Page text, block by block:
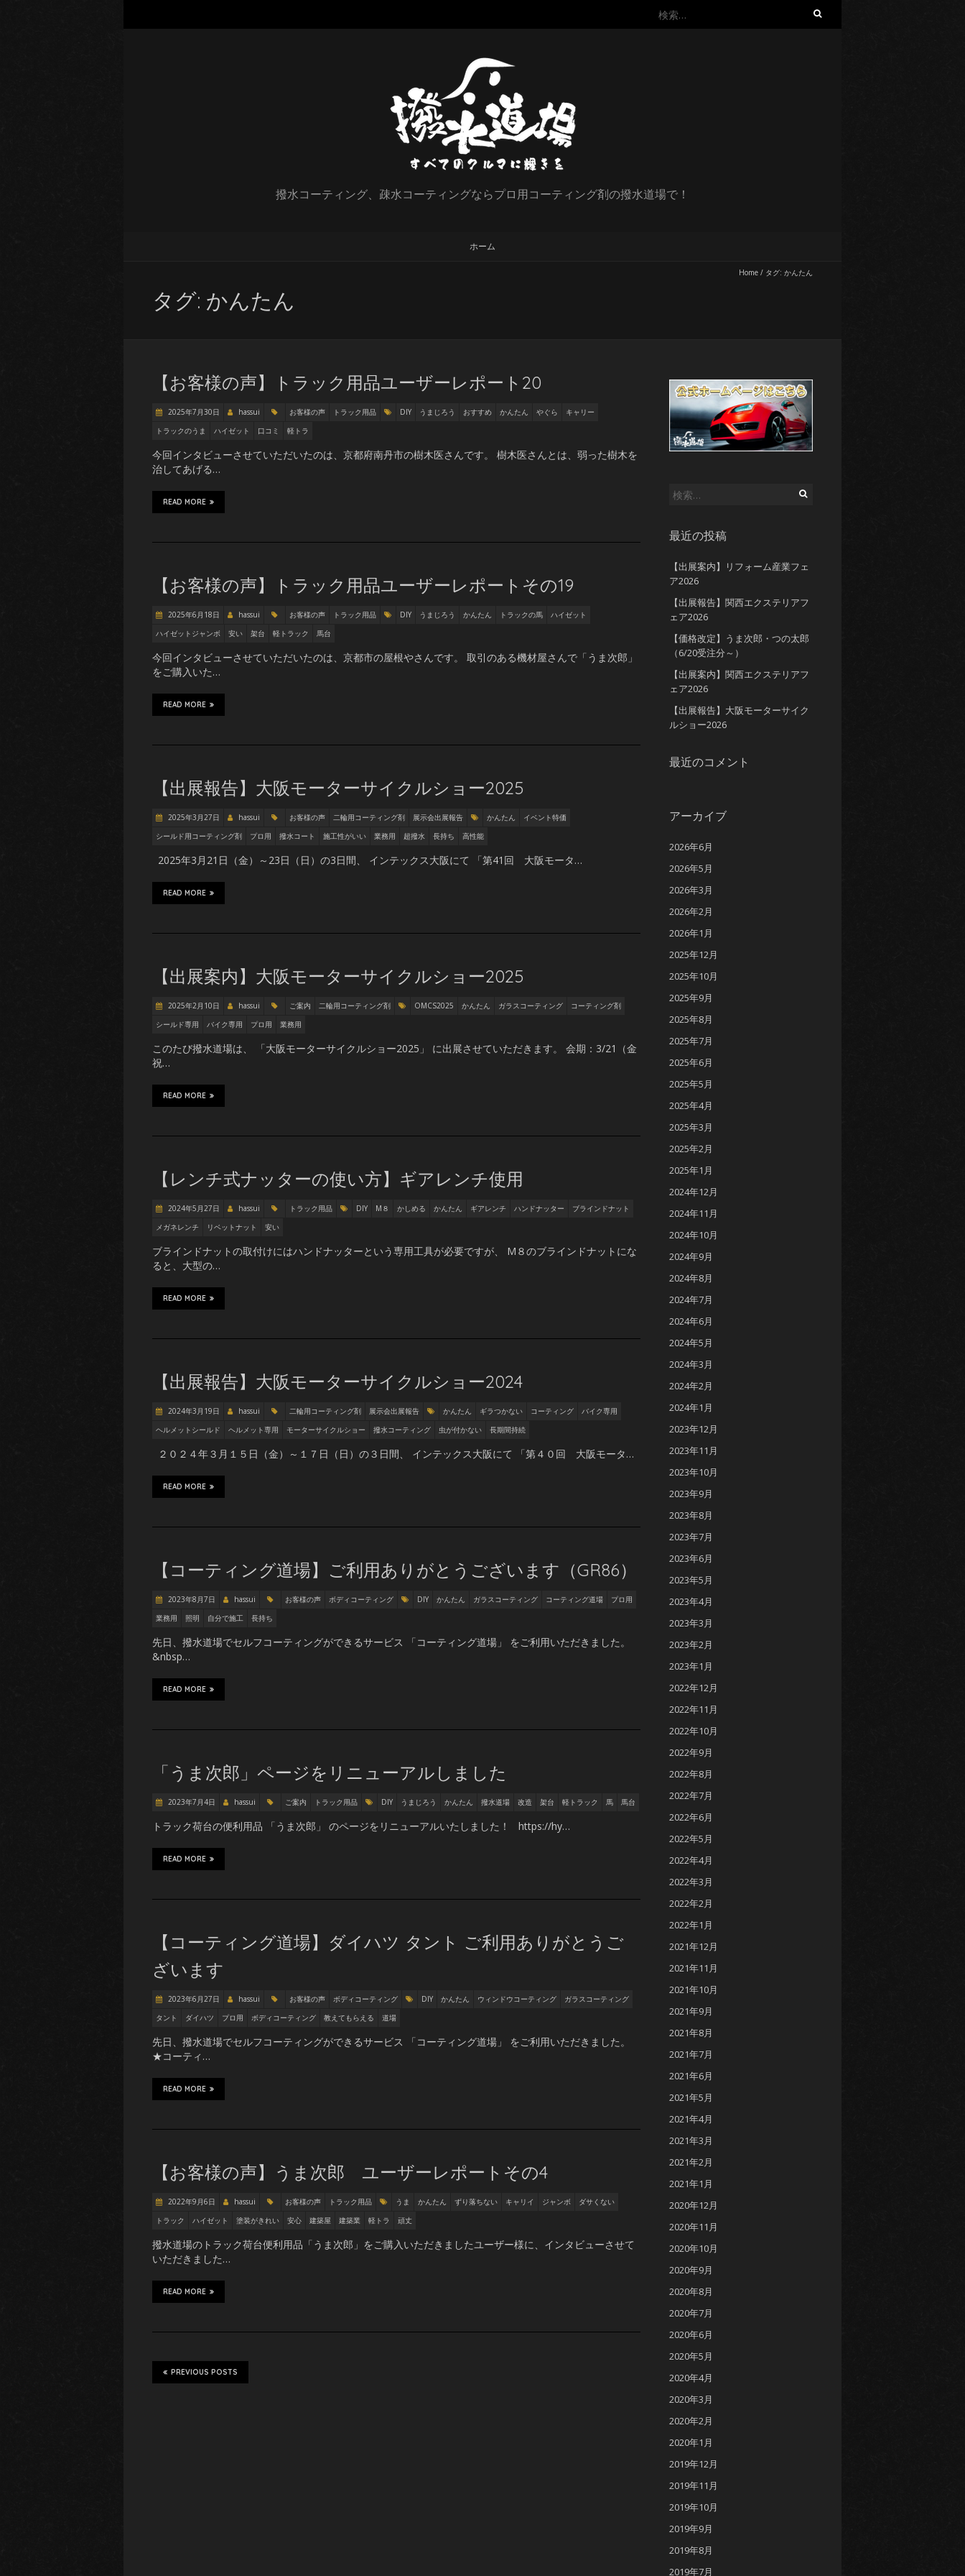
検
撥水コーティング、疎水コーティングならプロ用コーティング剤の撥水道場で！
ホーム
Home / タグ: かんたん
タグ: かんたん
【お客様の声】トラック用品ユーザーレポート20
2025年7月30日 hassui お客様の声 トラック用品 DIY うまじろう おすすめ かんたん やぐら
キャリー
トラックのうま
ハイゼット 口コミ 軽トラ
今回インタビューさせていただいたのは、京都府南丹市の樹木医さんです。 樹木医さんとは、弱った樹木を
治してあげる…
READ MORE
【お客様の声】トラック用品ユーザーレポートその19
2025年6月18日 hassui お客様の声 トラック用品 DIY うまじろう かんたん トラックの馬
ハイゼット
ハイゼットジャンボ
安い 架台 軽トラック 馬台
今回インタビューさせていただいたのは、京都市の屋根やさんです。 取引のある機材屋さんで「うま次郎」
をご購入いた…
READ MORE
【出展報告】大阪モーターサイクルショー2025
2025年3月27日 hassui お客様の声 二輪用コーティング剤 展示会出展報告 かんたん
イベント特価
シールド用コーティング剤
プロ用 撥水コート 施工性がいい 業務用 超撥水 長持ち 高性能
2025年3月21日（金）～23日（日）の3日間、 インテックス大阪にて 「第41回 大阪モータ…
READ MORE
【出展案内】大阪モーターサイクルショー2025
2025年2月10日 hassui ご案内 二輪用コーティング剤 OMCS2025 かんたん ガラスコーティング
コーティング剤
シールド専用
バイク専用 プロ用 業務用
このたび撥水道場は、 「大阪モーターサイクルショー2025」 に出展させていただきます。 会期：3/21（金
祝…
READ MORE
【レンチ式ナッターの使い方】ギアレンチ使用
2024年5月27日 hassui トラック用品 DIY M８ かしめる かんたん ギアレンチ ハンドナッター
ブラインドナット
メガネレンチ
リベットナット 安い
ブラインドナットの取付けにはハンドナッターという専用工具が必要ですが、 M８のブラインドナットにな
ると、大型の…
READ MORE
【出展報告】大阪モーターサイクルショー2024
2024年3月19日 hassui 二輪用コーティング剤 展示会出展報告 かんたん ギラつかない コーティング
バイク専用
ヘルメットシールド
ヘルメット専用 モーターサイクルショー 撥水コーティング 虫が付かない 長期間持続
２０２４年３月１５日（金）～１７日（日）の３日間、 インテックス大阪にて 「第４０回 大阪モータ…
READ MORE
【コーティング道場】ご利用ありがとうございます（GR86）
2023年8月7日 hassui お客様の声 ボディコーティング DIY かんたん ガラスコーティング コーティング道場
プロ用
業務用
照明 自分で施工 長持ち
先日、撥水道場でセルフコーティングができるサービス 「コーティング道場」 をご利用いただきました。
&nbsp…
READ MORE
「うま次郎」ページをリニューアルしました
2023年7月4日 hassui ご案内 トラック用品 DIY うまじろう かんたん 撥水道場 改造 架台 軽トラック 馬 馬台
トラック荷台の便利用品 「うま次郎」 のページをリニューアルいたしました！ https://hy…
READ MORE
【コーティング道場】ダイハツ タント ご利用ありがとうご
ざいます
2023年6月27日 hassui お客様の声 ボディコーティング DIY かんたん ウィンドウコーティング
ガラスコーティング
タント
ダイハツ プロ用 ボディコーティング 教えてもらえる 道場
先日、撥水道場でセルフコーティングができるサービス 「コーティング道場」 をご利用いただきました。
★コーティ…
READ MORE
【お客様の声】うま次郎 ユーザーレポートその4
2022年9月6日 hassui お客様の声 トラック用品 うま かんたん ずり落ちない キャリイ ジャンボ
ダサくない
トラック
ハイゼット 塗装がきれい 安心 建築屋 建築業 軽トラ 頑丈
撥水道場のトラック荷台便利用品「うま次郎」をご購入いただきましたユーザー様に、インタビューさせて
いただきました…
READ MORE
PREVIOUS POSTS
検
最近の投稿
【出展案内】リフォーム産業フェ
ア2026
【出展報告】関西エクステリアフ
ェア2026
【価格改定】うま次郎・つの太郎
（6/20受注分～）
【出展案内】関西エクステリアフ
ェア2026
【出展報告】大阪モーターサイク
ルショー2026
最近のコメント
アーカイブ
2026年6月
2026年5月
2026年3月
2026年2月
2026年1月
2025年12月
2025年10月
2025年9月
2025年8月
2025年7月
2025年6月
2025年5月
2025年4月
2025年3月
2025年2月
2025年1月
2024年12月
2024年11月
2024年10月
2024年9月
2024年8月
2024年7月
2024年6月
2024年5月
2024年3月
2024年2月
2024年1月
2023年12月
2023年11月
2023年10月
2023年9月
2023年8月
2023年7月
2023年6月
2023年5月
2023年4月
2023年3月
2023年2月
2023年1月
2022年12月
2022年11月
2022年10月
2022年9月
2022年8月
2022年7月
2022年6月
2022年5月
2022年4月
2022年3月
2022年2月
2022年1月
2021年12月
2021年11月
2021年10月
2021年9月
2021年8月
2021年7月
2021年6月
2021年5月
2021年4月
2021年3月
2021年2月
2021年1月
2020年12月
2020年11月
2020年10月
2020年9月
2020年8月
2020年7月
2020年6月
2020年5月
2020年4月
2020年3月
2020年2月
2020年1月
2019年12月
2019年11月
2019年10月
2019年9月
2019年8月
2019年7月